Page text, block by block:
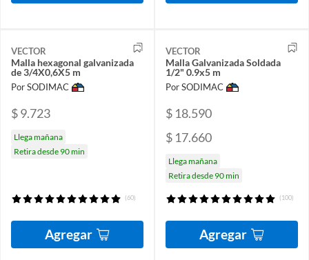
VECTOR
Malla hexagonal galvanizada
de 3/4X0,6X5 m
Por SODIMAC
$ 9.723
Llega mañana
Retira desde 90 min
(60)
Agregar
VECTOR
Malla Galvanizada Soldada
1/2" 0.9x5 m
Por SODIMAC
$ 18.590
$ 17.660
Llega mañana
Retira desde 90 min
(100)
Agregar